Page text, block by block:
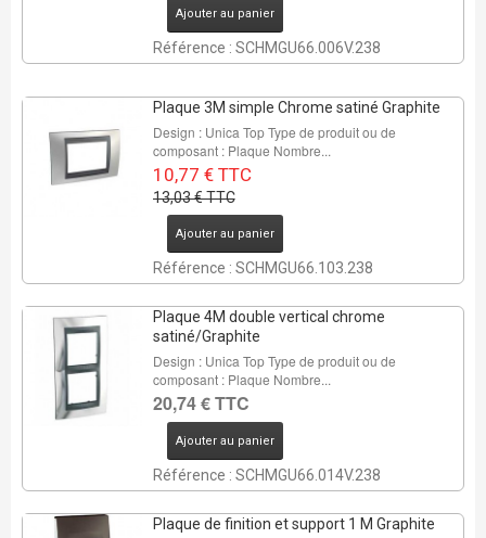
Ajouter au panier
Référence : SCHMGU66.006V.238
Plaque 3M simple Chrome satiné Graphite
Design : Unica Top Type de produit ou de
composant : Plaque Nombre...
10,77 € TTC
13,03 € TTC
Ajouter au panier
Référence : SCHMGU66.103.238
Plaque 4M double vertical chrome
satiné/Graphite
Design : Unica Top Type de produit ou de
composant : Plaque Nombre...
20,74 € TTC
Ajouter au panier
Référence : SCHMGU66.014V.238
Plaque de finition et support 1 M Graphite